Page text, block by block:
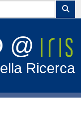
@
Ricerca